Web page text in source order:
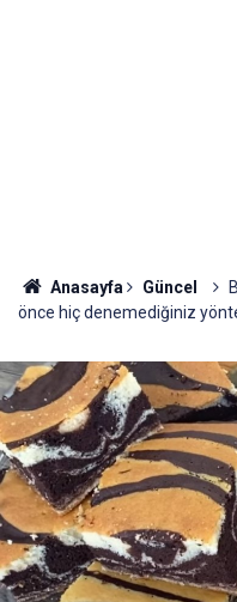
Anasayfa Güncel
önce hiç denemediğiniz